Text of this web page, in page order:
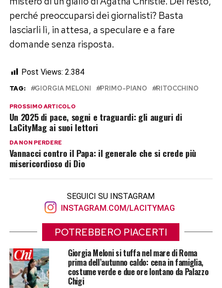
perché preoccuparsi dei giornalisti? Basta
lasciarli lì, in attesa, a speculare e a fare
domande senza risposta.
Post Views: 2.384
TAG: GIORGIA MELONI PRIMO-PIANO RITOCCHINO
PROSSIMO ARTICOLO
Un 2025 di pace, sogni e traguardi: gli auguri di
LaCityMag ai suoi lettori
DA NON PERDERE
Vannacci contro il Papa: il generale che si crede più
misericordioso di Dio
SEGUICI SU INSTAGRAM
INSTAGRAM.COM/LACITYMAG
POTREBBERO PIACERTI
Giorgia Meloni si tuffa nel mare di Roma
prima dell’autunno caldo: cena in famiglia,
costume verde e due ore lontano da Palazzo
Chigi